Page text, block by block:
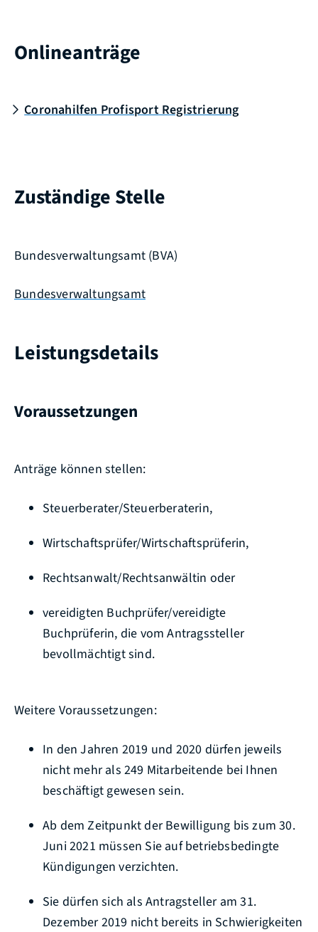
Onlineanträge
Coronahilfen Profisport Registrierung
Zuständige Stelle
Bundesverwaltungsamt (BVA)
Bundesverwaltungsamt
Leistungsdetails
Voraussetzungen
Anträge können stellen:
Steuerberater/Steuerberaterin,
Wirtschaftsprüfer/Wirtschaftsprüferin,
Rechtsanwalt/Rechtsanwältin oder
vereidigten Buchprüfer/vereidigte
Buchprüferin, die vom Antragssteller
bevollmächtigt sind.
Weitere Voraussetzungen:
In den Jahren 2019 und 2020 dürfen jeweils
nicht mehr als 249 Mitarbeitende bei Ihnen
beschäftigt gewesen sein.
Ab dem Zeitpunkt der Bewilligung bis zum 30.
Juni 2021 müssen Sie auf betriebsbedingte
Kündigungen verzichten.
Sie dürfen sich als Antragsteller am 31.
Dezember 2019 nicht bereits in Schwierigkeiten